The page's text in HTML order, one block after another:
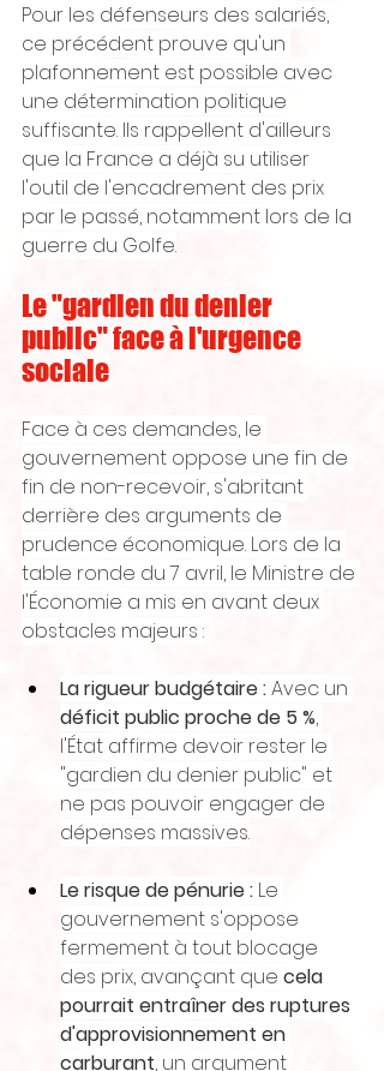
Pour les défenseurs des salariés,
ce précédent prouve qu'un
plafonnement est possible avec
une détermination politique
suffisante. Ils rappellent d'ailleurs
que la France a déjà su utiliser
l'outil de l'encadrement des prix
par le passé, notamment lors de la
guerre du Golfe.
Le "gardien du denier
public" face à l'urgence
sociale
Face à ces demandes, le
gouvernement oppose une fin de
fin de non-recevoir, s'abritant
derrière des arguments de
prudence économique. Lors de la
table ronde du 7 avril, le Ministre de
l'Économie a mis en avant deux
obstacles majeurs :
La rigueur budgétaire : Avec un
déficit public proche de 5 %,
l'État affirme devoir rester le
"gardien du denier public" et
ne pas pouvoir engager de
dépenses massives.
Le risque de pénurie : Le
gouvernement s'oppose
fermement à tout blocage
des prix, avançant que cela
pourrait entraîner des ruptures
d'approvisionnement en
carburant, un argument